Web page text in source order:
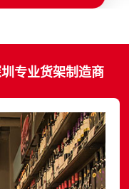
专业货架制造商